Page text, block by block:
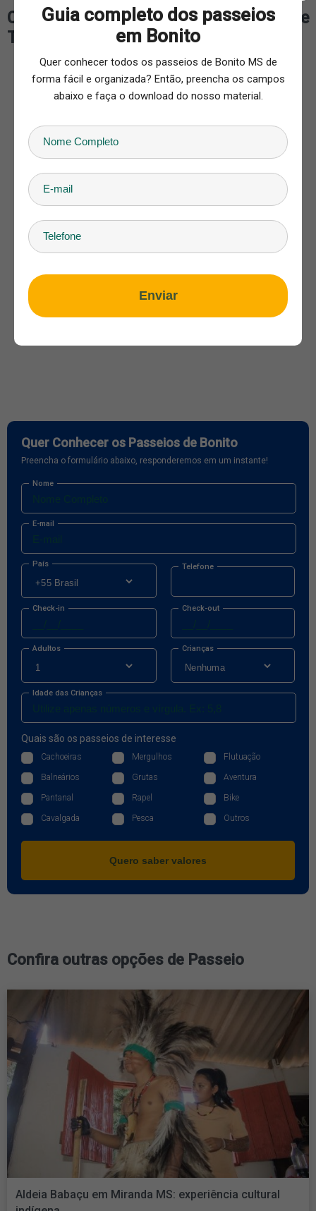
Como chegar no Rio Sucuri - Barco e
Trilha
Quer Conhecer os Passeios de Bonito
Preencha o formulário abaixo, responderemos em um instante!
Nome
E-mail
País Telefone
Check-in Check-out
Adultos Crianças
Idade das Crianças
Quais são os passeios de interesse
Cachoeiras Mergulhos Flutuação
Balneários Grutas Aventura
Pantanal Rapel Bike
Cavalgada Pesca Outros
Quero saber valores
Confira outras opções de Passeio
Aldeia Babaçu em Miranda MS: experiência cultural
Guia completo dos passeios
em Bonito
Quer conhecer todos os passeios de Bonito MS de
forma fácil e organizada? Então, preencha os campos
abaixo e faça o download do nosso material.
Enviar